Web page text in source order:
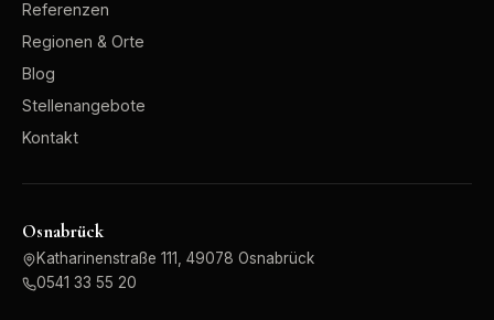
Referenzen
Regionen & Orte
Blog
Stellenangebote
Kontakt
Osnabrück
Katharinenstraße 111, 49078 Osnabrück
0541 33 55 20